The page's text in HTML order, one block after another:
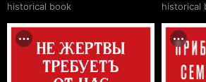
historical book historical